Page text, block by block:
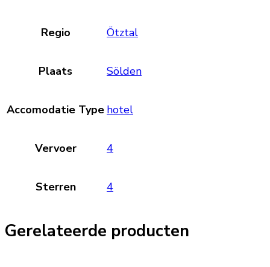
Regio Ötztal
Plaats Sölden
Accomodatie Type hotel
Vervoer 4
Sterren 4
Gerelateerde producten